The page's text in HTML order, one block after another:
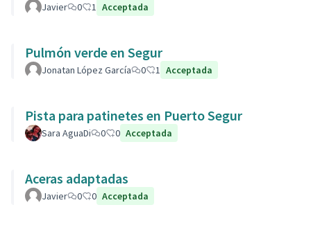
Javier 0 1 Acceptada
Pulmón verde en Segur
Jonatan López García 0 1 Acceptada
Pista para patinetes en Puerto Segur
Sara AguaDi 0 0 Acceptada
Aceras adaptadas
Javier 0 0 Acceptada